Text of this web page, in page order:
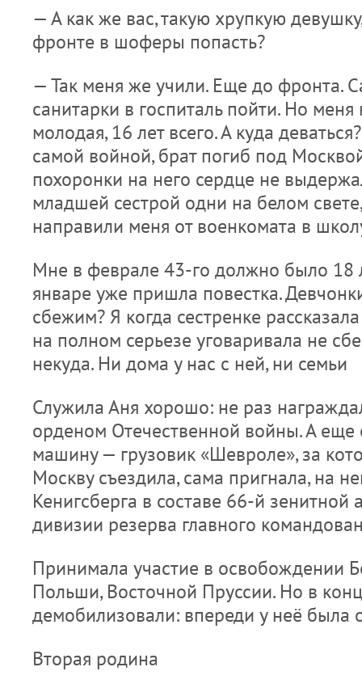
— А как же вас, такую хрупкую
фронте в шоферы попасть?
— Так меня же учили. Еще до фронта.
санитарки в госпиталь пойти. Но меня
молодая, 16 лет всего. А куда
самой войной, брат погиб под
похоронки на него сердце не
младшей сестрой одни на белом
направили меня от военкомата в
Мне в феврале 43-го должно было 18
январе уже пришла повестка.
сбежим? Я когда сестренке
на полном серьезе уговаривала не
некуда. Ни дома у нас с ней, ни семьи
Служила Аня хорошо: не раз
орденом Отечественной войны. А
машину — грузовик «Шевроле», за
Москву съездила, сама пригнала, на
Кенигсберга в составе 66-й зенитной
дивизии резерва главного
Принимала участие в освобождении
Польши, Восточной Пруссии. Но в
демобилизовали: впереди у неё была
Вторая родина